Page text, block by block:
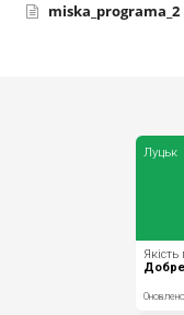
miska_programa_2